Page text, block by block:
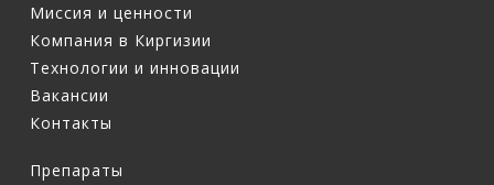
Миссия и ценности
Компания в Киргизии
Технологии и инновации
Вакансии
Контакты
Препараты